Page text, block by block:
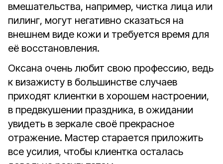
вмешательства, например, чистка лица или
пилинг, могут негативно сказаться на
внешнем виде кожи и требуется время для
её восстановления.
Оксана очень любит свою профессию, ведь
к визажисту в большинстве случаев
приходят клиентки в хорошем настроении,
в предвкушении праздника, в ожидании
увидеть в зеркале своё прекрасное
отражение. Мастер старается приложить
все усилия, чтобы клиентка осталась